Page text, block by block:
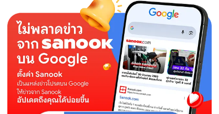
ราคา
50%
ดินเนอร์
แมน
ชายหาด
ต้อนรับ